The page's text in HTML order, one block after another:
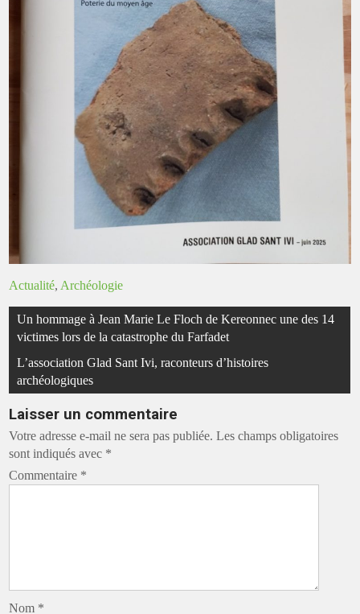
Actualité, Archéologie
Navigation
de
l’article
Un hommage à Jean Marie Le Floch de Kereonnec une des 14
victimes lors de la catastrophe du Farfadet
L’association Glad Sant Ivi, raconteurs d’histoires
archéologiques
Laisser un commentaire
Votre adresse e-mail ne sera pas publiée. Les champs obligatoires
sont indiqués avec *
Commentaire *
Nom *